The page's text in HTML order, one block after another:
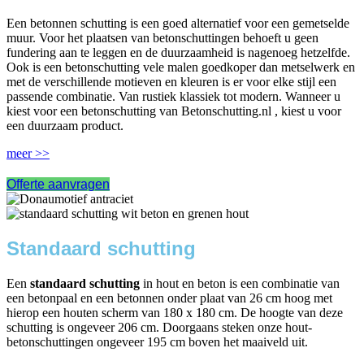
Een betonnen schutting is een goed alternatief voor een gemetselde
muur. Voor het plaatsen van betonschuttingen behoeft u geen
fundering aan te leggen en de duurzaamheid is nagenoeg hetzelfde.
Ook is een betonschutting vele malen goedkoper dan metselwerk en
met de verschillende motieven en kleuren is er voor elke stijl een
passende combinatie. Van rustiek klassiek tot modern. Wanneer u
kiest voor een betonschutting van Betonschutting.nl , kiest u voor
een duurzaam product.
meer >>
Offerte aanvragen
Standaard schutting
Een standaard schutting in hout en beton is een combinatie van
een betonpaal en een betonnen onder plaat van 26 cm hoog met
hierop een houten scherm van 180 x 180 cm. De hoogte van deze
schutting is ongeveer 206 cm. Doorgaans steken onze hout-
betonschuttingen ongeveer 195 cm boven het maaiveld uit.